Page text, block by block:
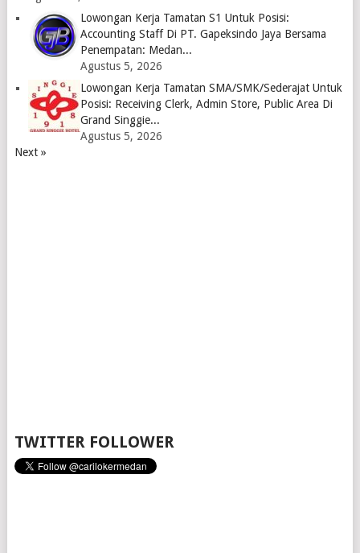
Lowongan Kerja Tamatan S1 Untuk Posisi:
Accounting Staff Di PT. Gapeksindo Jaya Bersama
Penempatan: Medan...
Agustus 5, 2026
Lowongan Kerja Tamatan SMA/SMK/Sederajat Untuk
Posisi: Receiving Clerk, Admin Store, Public Area Di
Grand Singgie...
Agustus 5, 2026
Next »
TWITTER FOLLOWER